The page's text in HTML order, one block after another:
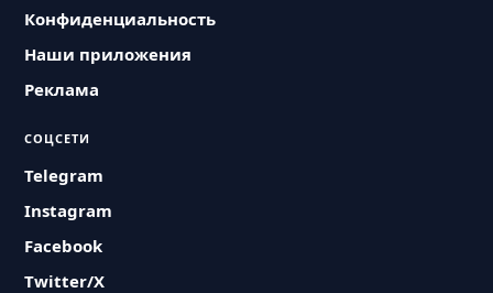
Конфиденциальность
Наши приложения
Реклама
СОЦСЕТИ
Telegram
Instagram
Facebook
Twitter/X